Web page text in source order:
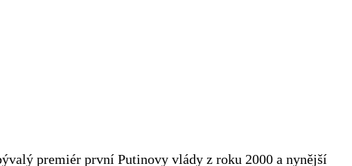
premiér první Putinovy vlády z roku 2000 a nynější